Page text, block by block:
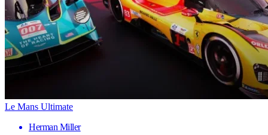
Le Mans Ultimate
Herman Miller